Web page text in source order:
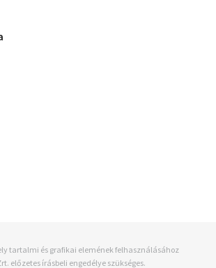
tartalmi és grafikai elemének felhasználásához
előzetes írásbeli engedélye szükséges.